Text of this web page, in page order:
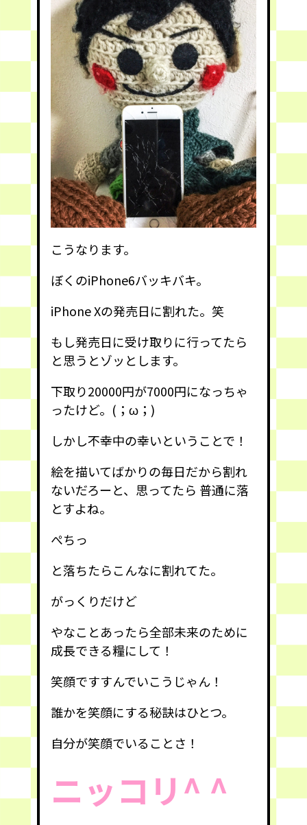
こうなります。
ぼくのiPhone6バッキバキ。
iPhone Xの発売日に割れた。笑
もし発売日に受け取りに行ってたら
と思うとゾッとします。
下取り20000円が7000円になっちゃ
ったけど。(；ω；)
しかし不幸中の幸いということで！
絵を描いてばかりの毎日だから割れ
ないだろーと、思ってたら 普通に落
とすよね。
ぺちっ
と落ちたらこんなに割れてた。
がっくりだけど
やなことあったら全部未来のために
成長できる糧にして！
笑顔ですすんでいこうじゃん！
誰かを笑顔にする秘訣はひとつ。
自分が笑顔でいることさ！
ニッコリ^ ^